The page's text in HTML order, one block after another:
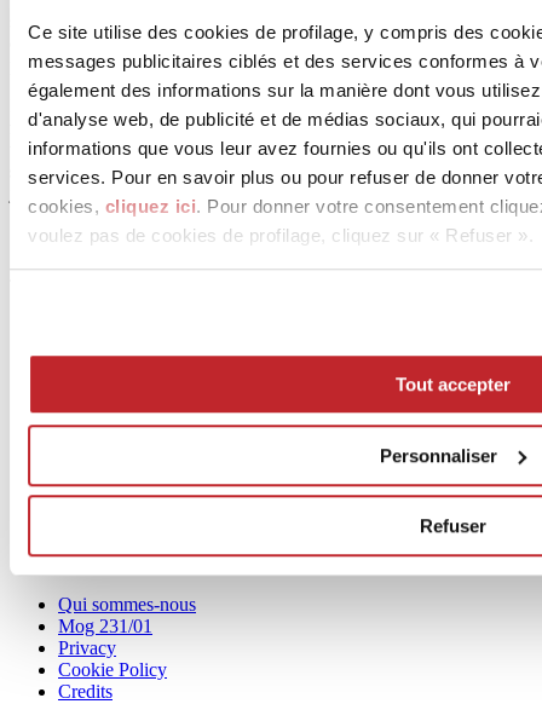
Ce site utilise des cookies de profilage, y compris des
messages publicitaires ciblés et des services conformes à
également des informations sur la manière dont vous
d'analyse web, de publicité et de médias sociaux, qui
informations que vous leur avez fournies ou qu'ils ont
services. Pour en savoir plus ou pour refuser de donner
cookies, cliquez ici. Pour donner votre consentement
voulez pas de cookies de profilage, cliquez sur « Refuser ».
Tout accepter
Personnaliser
Refuser
synagogues en bois des shtetlech d’Europe de l’Est – a la forme
d’un livre qui s’ouvre et qui se ferme via un mécanisme spécial qui
protège la sacralité de l’intérieur.
La participation à cette conférence donne droit à
formation professionnelle pour architectes. De plus, la simple
visite de l’exposition donne droit à1 crédit de formation
supplémentaire, qui peut être obtenu par auto-certification en
joignant le billet sur la plateforme iMateria.
Juillet 2022
News
Articoli
Qui sommes-nous
Mog 231/01
Privacy
Cookie Policy
Credits